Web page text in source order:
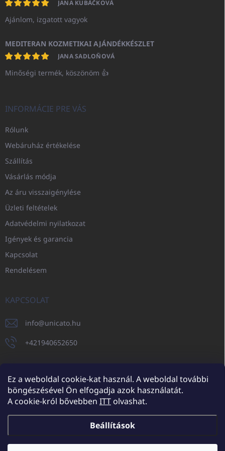
Ez a weboldal cookie-kat használ. A weboldal további
böngészésével Ön elfogadja azok használatát.
A cookie-król bővebben ITTolvashat.
Beállítások
JANA KUBÁČKOVÁ
Ajánlom, izgatott vagyok
MEDITERAN KOZMETIKAI AJÁNDÉKKÉSZLET
JANA SADLOŇOVÁ
Minőségi termék, köszönöm 👍
INFORMÁCIE PRE VÁS
Rólunk
Webáruház értékelése
Szállítás
Vásárlás módja
Az áru visszaigénylése
Üzleti feltételek
Adatvédelmi nyilatkozat
Igények és garancia
Kapcsolat
Rendelésem
KAPCSOLAT
info@unicato.hu
+421940652650
UNICATO.sk UNICATOshop.cz UNICATO.at UNICATO.hu
UNICATOshop.pl UNICATOshop.de
Copyright 2026UNICATO.hu. Minden jog fenntartva.Süti beállítások